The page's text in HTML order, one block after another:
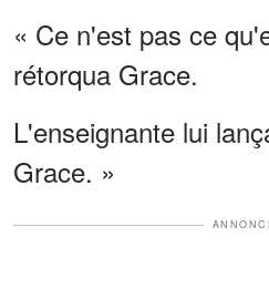
« Ce n'est pas ce
rétorqua Grace.
L'enseignante lui
Grace. »